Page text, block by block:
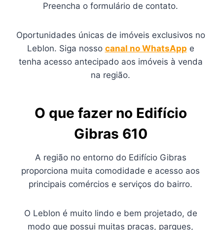
Preencha o formulário de contato.
Oportunidades únicas de imóveis exclusivos no
Leblon. Siga nosso canal no WhatsApp e
tenha acesso antecipado aos imóveis à venda
na região.
O que fazer no Edifício
Gibras 610
A região no entorno do Edifício Gibras
proporciona muita comodidade e acesso aos
principais comércios e serviços do bairro.
O Leblon é muito lindo e bem projetado, de
modo que possui muitas praças, parques,